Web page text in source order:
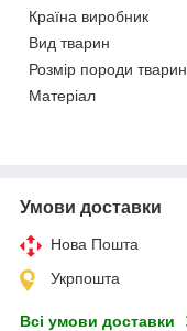
Країна виробник
Вид тварин
Розмір породи тварин
Матеріал
Умови доставки
Нова Пошта
Укрпошта
Всі умови доставки